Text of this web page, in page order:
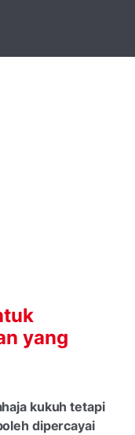
yang
kukuh tetapi
dipercayai